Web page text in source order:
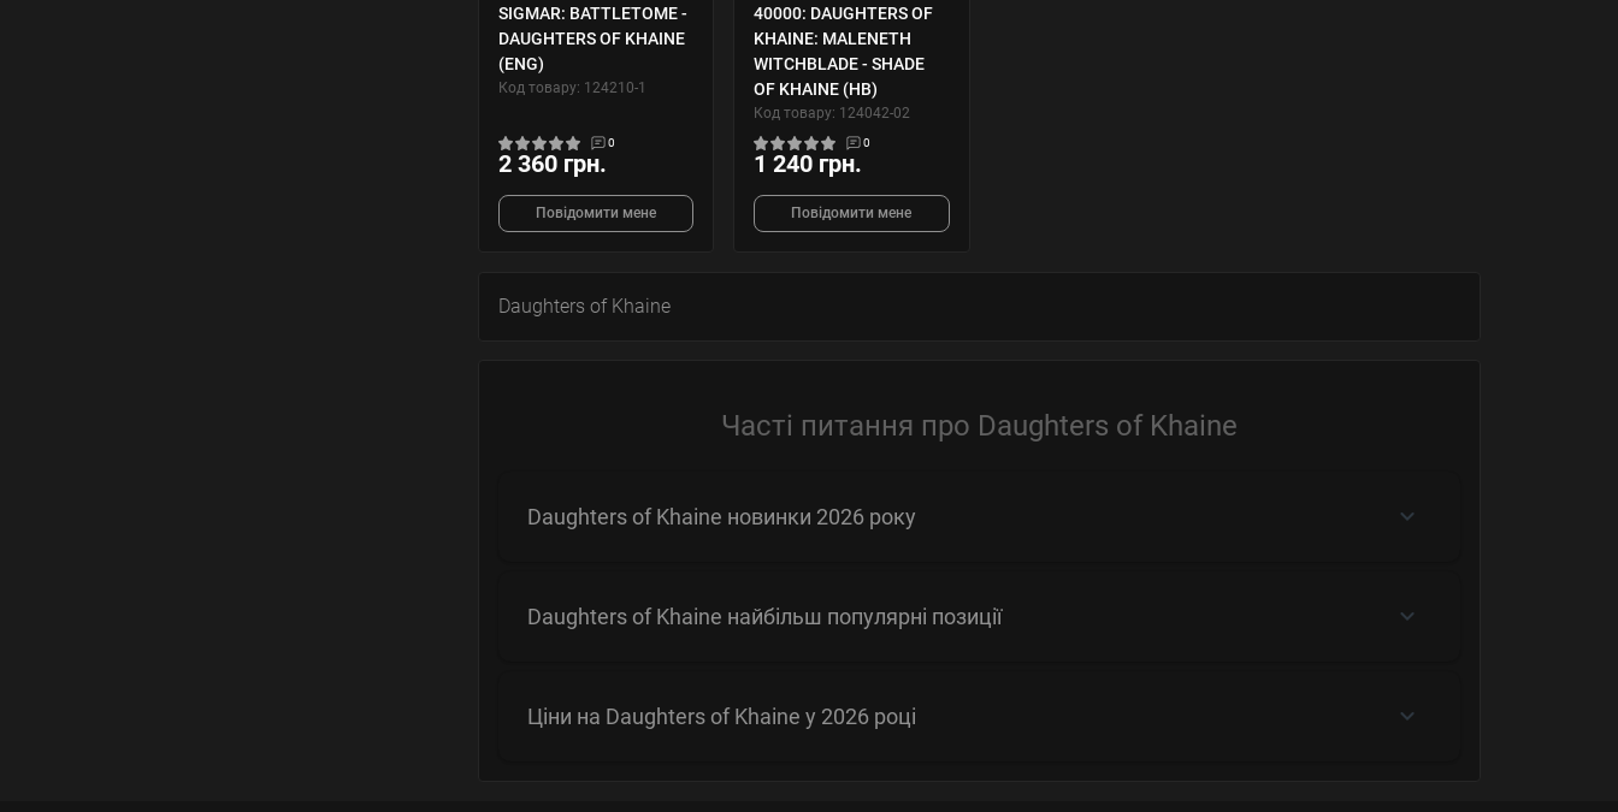
SIGMAR: BATTLETOME -
DAUGHTERS OF KHAINE
(ENG)
Код товару: 124210-1
0
2 360 грн.
Повідомити мене
40000: DAUGHTERS OF
KHAINE: MALENETH
WITCHBLADE - SHADE
OF KHAINE (HB)
Код товару: 124042-02
0
1 240 грн.
Повідомити мене
Daughters of Khaine
Часті питання про Daughters of Khaine
Daughters of Khaine новинки 2026 року
Daughters of Khaine найбільш популярні позиції
Ціни на Daughters of Khaine у 2026 році